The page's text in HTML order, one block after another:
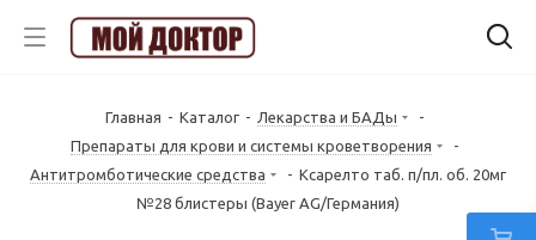
Главная - Каталог - Лекарства и БАДы
-
Препараты для крови и системы кроветворения
-
Антитромботические средства
- Ксарелто таб. п/пл. об. 20мг
№28 блистеры (Bayer AG/Германия)